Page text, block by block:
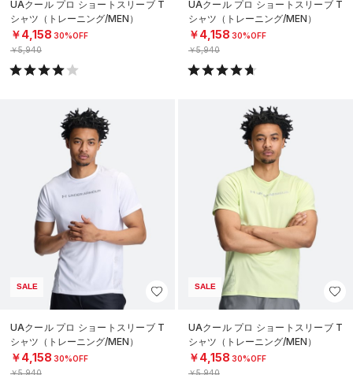
UAクール プロ ショートスリーブ T
シャツ（トレーニング/MEN）
￥4,158 30%OFF
￥5,940
UAクール プロ ショートスリーブ T
シャツ（トレーニング/MEN）
￥4,158 30%OFF
￥5,940
SALE
UAクール プロ ショートスリーブ T
シャツ（トレーニング/MEN）
￥4,158 30%OFF
￥5,940
SALE
UAクール プロ ショートスリーブ T
シャツ（トレーニング/MEN）
￥4,158 30%OFF
￥5,940